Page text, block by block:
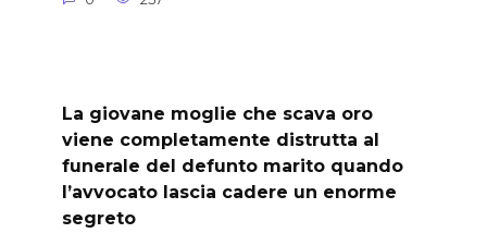
La giovane moglie che scava oro
viene completamente distrutta al
funerale del defunto marito quando
l’avvocato lascia cadere un enorme
segreto